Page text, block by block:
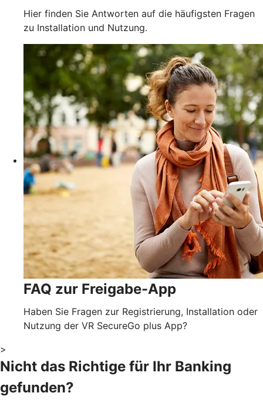
Hier finden Sie Antworten auf die häufigsten Fragen
zu Installation und Nutzung.
FAQ zur Freigabe-App
Haben Sie Fragen zur Registrierung, Installation oder
Nutzung der VR SecureGo plus App?
>
Nicht das Richtige für Ihr Banking
gefunden?